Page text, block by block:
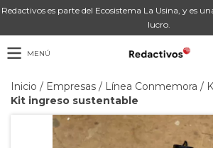
Redactivos es parte del Ecosistema La Usina, y es
lucro.
MENÚ
Inicio / Empresas / Línea Conmemora /
Kit ingreso sustentable